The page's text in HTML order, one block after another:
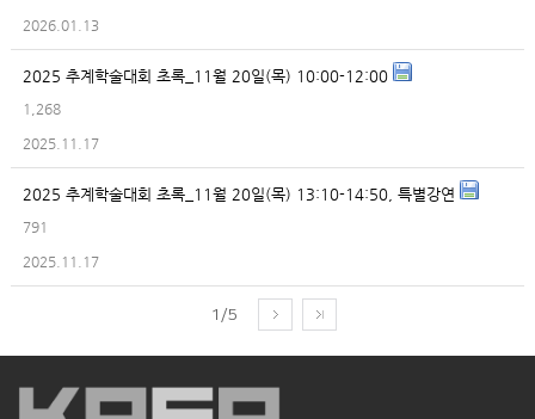
2026.01.13
2025 추계학술대회 초록_11월 20일(목) 10:00-12:00
1,268
2025.11.17
2025 추계학술대회 초록_11월 20일(목) 13:10-14:50, 특별강연
791
2025.11.17
1/5